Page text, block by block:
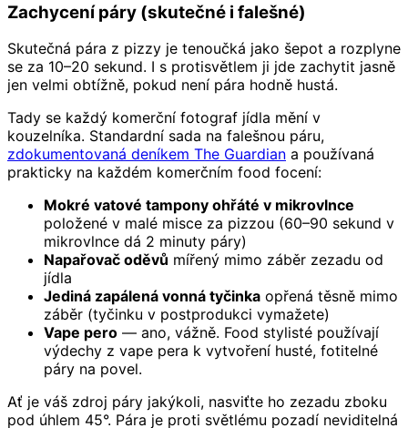
Zachycení páry (skutečné i falešné)
Skutečná pára z pizzy je tenoučká jako šepot a rozplyne
se za 10–20 sekund. I s protisvětlem ji jde zachytit jasně
jen velmi obtížně, pokud není pára hodně hustá.
Tady se každý komerční fotograf jídla mění v
kouzelníka. Standardní sada na falešnou páru,
zdokumentovaná deníkem The Guardian a používaná
prakticky na každém komerčním food focení:
Mokré vatové tampony ohřáté v mikrovlnce
položené v malé misce za pizzou (60–90 sekund v
mikrovlnce dá 2 minuty páry)
Napařovač oděvů mířený mimo záběr zezadu od
jídla
Jediná zapálená vonná tyčinka opřená těsně mimo
záběr (tyčinku v postprodukci vymažete)
Vape pero — ano, vážně. Food stylisté používají
výdechy z vape pera k vytvoření husté, fotitelné
páry na povel.
Ať je váš zdroj páry jakýkoli, nasviťte ho zezadu zboku
pod úhlem 45°. Pára je proti světlému pozadí neviditelná